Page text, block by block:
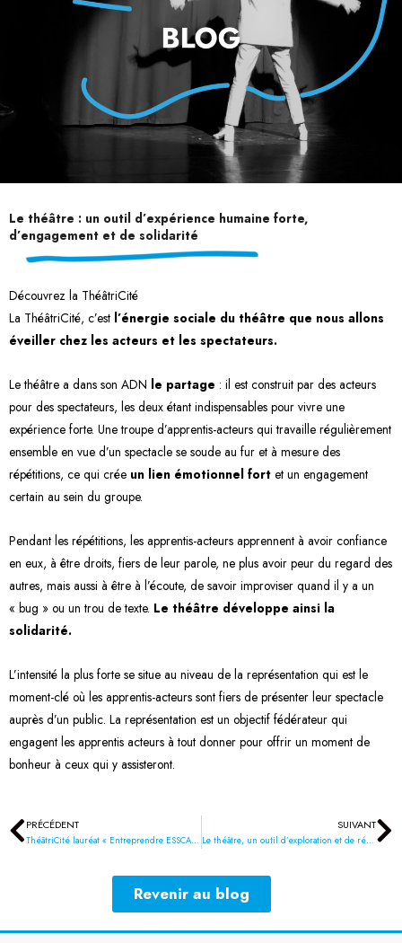
Le théâtre : un outil d’expérience humaine forte,
d’engagement et de solidarité
Découvrez la ThéâtriCité
La ThéâtriCité, c’est l’énergie sociale du théâtre que nous allons
éveiller chez les acteurs et les spectateurs.
Le théâtre a dans son ADN le partage : il est construit par des acteurs
pour des spectateurs, les deux étant indispensables pour vivre une
expérience forte. Une troupe d’apprentis-acteurs qui travaille régulièrement
ensemble en vue d’un spectacle se soude au fur et à mesure des
répétitions, ce qui crée un lien émotionnel fort et un engagement
certain au sein du groupe.
Pendant les répétitions, les apprentis-acteurs apprennent à avoir confiance
en eux, à être droits, fiers de leur parole, ne plus avoir peur du regard des
autres, mais aussi à être à l’écoute, de savoir improviser quand il y a un
« bug » ou un trou de texte. Le théâtre développe ainsi la
solidarité.
L’intensité la plus forte se situe au niveau de la représentation qui est le
moment-clé où les apprentis-acteurs sont fiers de présenter leur spectacle
auprès d’un public. La représentation est un objectif fédérateur qui
engagent les apprentis acteurs à tout donner pour offrir un moment de
bonheur à ceux qui y assisteront.
Précédent
PRÉCÉDENT
ThéâtriCité lauréat « Entreprendre ESSCA 2019 »
SUIVANT
Le théâtre, un outil d’exploration et de régulation des émotions
Revenir au blog